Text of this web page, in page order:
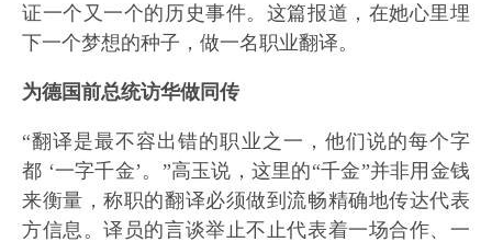
证一个又一个的历史事件。这篇报道，在她心里埋
下一个梦想的种子，做一名职业翻译。
为德国前总统访华做同传
“翻译是最不容出错的职业之一，他们说的每个字
都 ‘一字千金’。”高玉说，这里的“千金”并非用金钱
来衡量，称职的翻译必须做到流畅精确地传达代表
方信息。译员的言谈举止不止代表着一场合作、一